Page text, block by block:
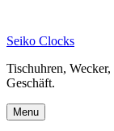
content
Seiko Clocks
Tischuhren,
Geschäft.
Menu